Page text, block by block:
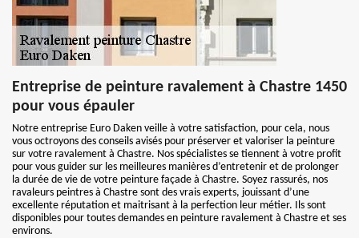
Entreprise de peinture ravalement à Chastre 1450
pour vous épauler
Notre entreprise Euro Daken veille à votre satisfaction, pour cela, nous
vous octroyons des conseils avisés pour préserver et valoriser la peinture
sur votre ravalement à Chastre. Nos spécialistes se tiennent à votre profit
pour vous guider sur les meilleures manières d’entretenir et de prolonger
la durée de vie de votre peinture façade à Chastre. Soyez rassurés, nos
ravaleurs peintres à Chastre sont des vrais experts, jouissant d’une
excellente réputation et maitrisant à la perfection leur métier. Ils sont
disponibles pour toutes demandes en peinture ravalement à Chastre et ses
environs.